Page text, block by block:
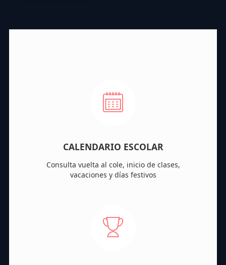
CALENDARIO ESCOLAR
Consulta vuelta al cole, inicio de clases,
vacaciones y días festivos